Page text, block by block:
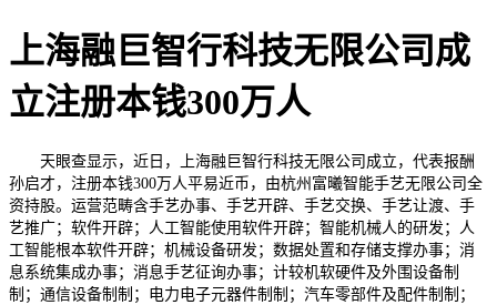
上海融巨智行科技无限公司成
立注册本钱300万人
天眼查显示，近日，上海融巨智行科技无限公司成立，代表报酬
孙启才，注册本钱300万人平易近币，由杭州富曦智能手艺无限公司全
资持股。运营范畴含手艺办事、手艺开辟、手艺交换、手艺让渡、手
艺推广；软件开辟；人工智能使用软件开辟；智能机械人的研发；人
工智能根本软件开辟；机械设备研发；数据处置和存储支撑办事；消
息系统集成办事；消息手艺征询办事；计较机软硬件及外围设备制
制；通信设备制制；电力电子元器件制制；汽车零部件及配件制制；